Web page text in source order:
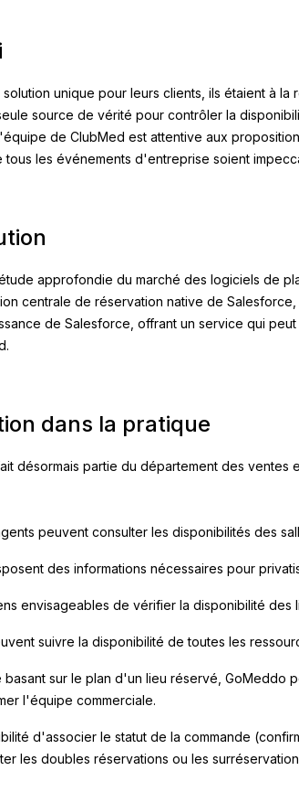
solution unique pour leurs clients, ils étaient à
source de vérité pour contrôler la
de ClubMed est attentive aux
tous les événements d'entreprise soient
approfondie du marché des logiciels de
centrale de réservation native de
de Salesforce, offrant un service qui
dans la pratique
désormais partie du département des
peuvent consulter les disponibilités des
des informations nécessaires pour
envisageables de vérifier la disponibilité des
suivre la disponibilité de toutes les
basant sur le plan d'un lieu réservé, GoMeddo
l'équipe commerciale.
d'associer le statut de la commande
les doubles réservations ou les